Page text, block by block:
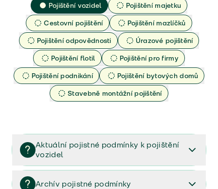
Pojištění vozidel
Pojištění majetku
Cestovní pojištění
Pojištění mazlíčků
Pojištění odpovědnosti
Úrazové pojištění
Pojištění flotil
Pojištění pro firmy
Pojištění podnikání
Pojištění bytových domů
Stavebně montážní pojištění
Aktuální pojistné podmínky k pojištění
vozidel
Pojištění vozidel/Pojistné podmínky a vše důležité ke
smlouvě (PDF)
Archív pojistné podmínky